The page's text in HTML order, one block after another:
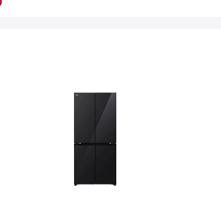
2 ngăn đựng thực phẩm với 6 khay chứa nằm ở